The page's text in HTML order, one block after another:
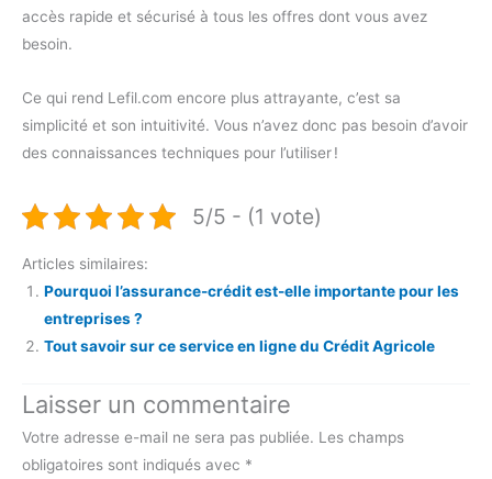
accès rapide et sécurisé à tous les offres dont vous avez
besoin.
Ce qui rend Lefil.com encore plus attrayante, c’est sa
simplicité et son intuitivité. Vous n’avez donc pas besoin d’avoir
des connaissances techniques pour l’utiliser !
5/5 - (1 vote)
Articles similaires:
Pourquoi l’assurance-crédit est-elle importante pour les
entreprises ?
Tout savoir sur ce service en ligne du Crédit Agricole
Laisser un commentaire
Votre adresse e-mail ne sera pas publiée. Les champs
obligatoires sont indiqués avec *